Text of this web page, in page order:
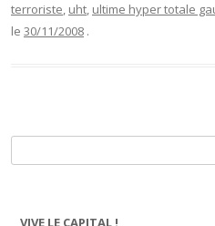
terroriste, uht, ultime hyper totale
le 30/11/2008 .
VIVE LE CAPITAL !